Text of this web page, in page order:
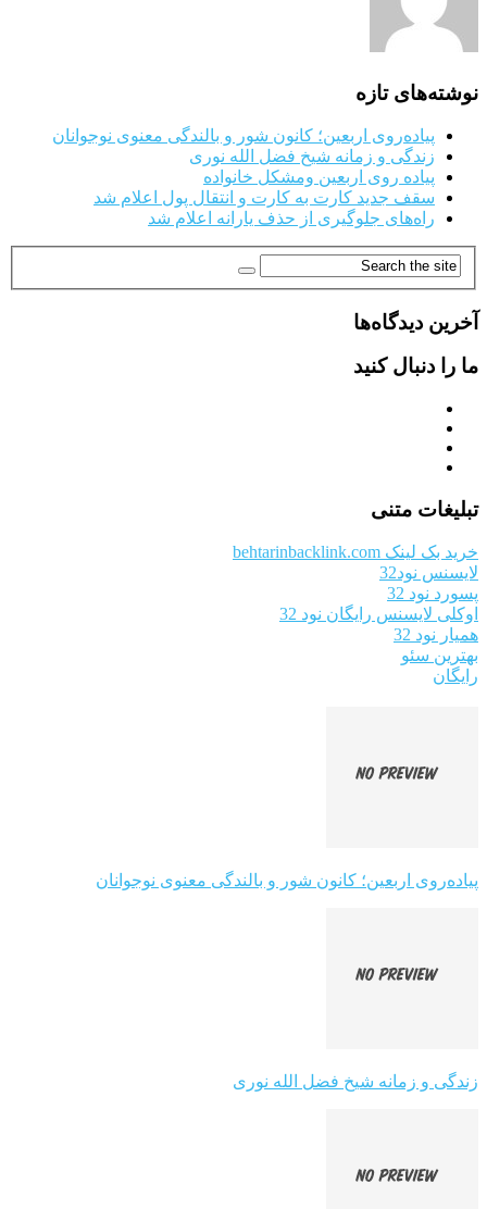
نوشته‌های تازه
پیاده‌روی اربعین؛ کانون شور و بالندگی معنوی نوجوانان
زندگی و زمانه شیخ فضل الله نوری
پیاده روی اربعین ومشکل خانواده
سقف جدید کارت به کارت و انتقال پول اعلام شد
راه‌های جلوگیری از حذف یارانه اعلام شد
آخرین دیدگاه‌ها
ما را دنبال کنید
تبلیغات متنی
خرید بک لینک behtarinbacklink.com
لایسنس نود32
پسورد نود 32
اوکلی لایسنس رایگان نود 32
همیار نود 32
بهترین سئو
رایگان
پیاده‌روی اربعین؛ کانون شور و بالندگی معنوی نوجوانان
زندگی و زمانه شیخ فضل الله نوری